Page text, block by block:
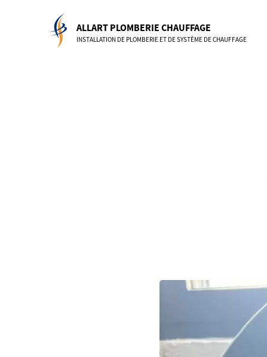
ALLART PLOMBERIE CHAUFFAGE
INSTALLATION DE PLOMBERIE ET DE SYSTÈME DE CHAUFFAGE